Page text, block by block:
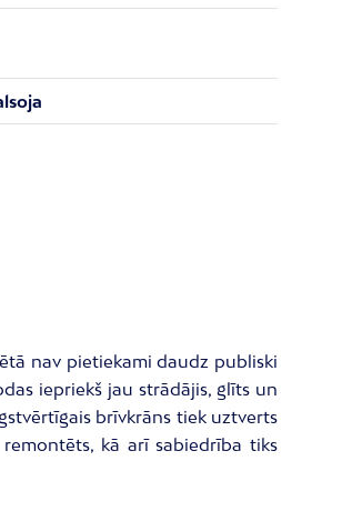
nav pietiekami daudz publiski
iepriekš jau strādājis, glīts un
brīvkrāns tiek uztverts
kā arī sabiedrība tiks